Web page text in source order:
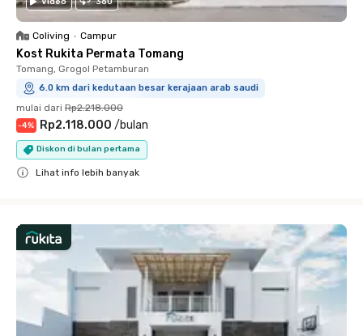
Coliving • Campur
Kost Rukita Permata Tomang
Tomang, Grogol Petamburan
6.0 km dari kedutaan besar kerajaan arab saudi
mulai dari Rp2.218.000
-4% Rp2.118.000 /bulan
Diskon di bulan pertama
Lihat info lebih banyak